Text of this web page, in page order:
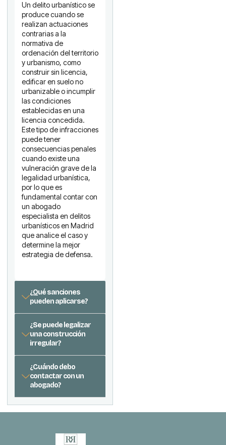
Un delito urbanístico se
produce cuando se
realizan actuaciones
contrarias a la
normativa de
ordenación del territorio
y urbanismo, como
construir sin licencia,
edificar en suelo no
urbanizable o incumplir
las condiciones
establecidas en una
licencia concedida.
Este tipo de infracciones
puede tener
consecuencias penales
cuando existe una
vulneración grave de la
legalidad urbanística,
por lo que es
fundamental contar con
un abogado
especialista en delitos
urbanísticos en Madrid
que analice el caso y
determine la mejor
estrategia de defensa.
¿Qué sanciones
pueden aplicarse?
¿Se puede legalizar
una construcción
irregular?
¿Cuándo debo
contactar con un
abogado?